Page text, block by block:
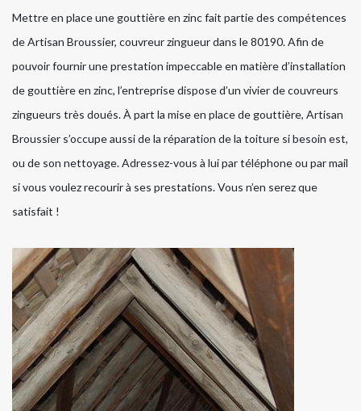
Mettre en place une gouttière en zinc fait partie des compétences
de Artisan Broussier, couvreur zingueur dans le 80190. Afin de
pouvoir fournir une prestation impeccable en matière d’installation
de gouttière en zinc, l’entreprise dispose d’un vivier de couvreurs
zingueurs très doués. À part la mise en place de gouttière, Artisan
Broussier s’occupe aussi de la réparation de la toiture si besoin est,
ou de son nettoyage. Adressez-vous à lui par téléphone ou par mail
si vous voulez recourir à ses prestations. Vous n’en serez que
satisfait !